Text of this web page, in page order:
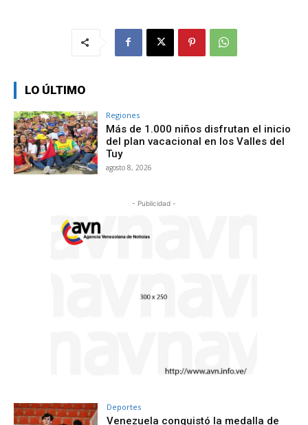
LO ÚLTIMO
Regiones
Más de 1.000 niños disfrutan el inicio
del plan vacacional en los Valles del
Tuy
agosto 8, 2026
- Publicidad -
Deportes
Venezuela conquistó la medalla de